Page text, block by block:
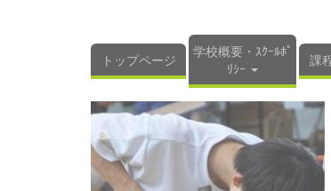
トップページ
学校概要・ｽｸｰﾙﾎﾟ
ﾘｼｰ
課